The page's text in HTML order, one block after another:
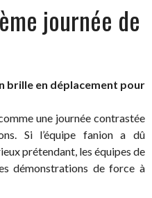
journée de
brille en déplacement pour
une journée contrastée
Si l’équipe fanion a dû
prétendant, les équipes de
démonstrations de force à